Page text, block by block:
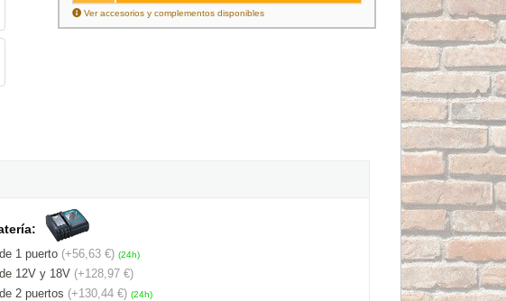
Ver accesorios y complementos disponibles
1 puerto (+56,63 €) (24h)
12V y 18V (+128,97 €)
2 puertos (+130,44 €) (24h)